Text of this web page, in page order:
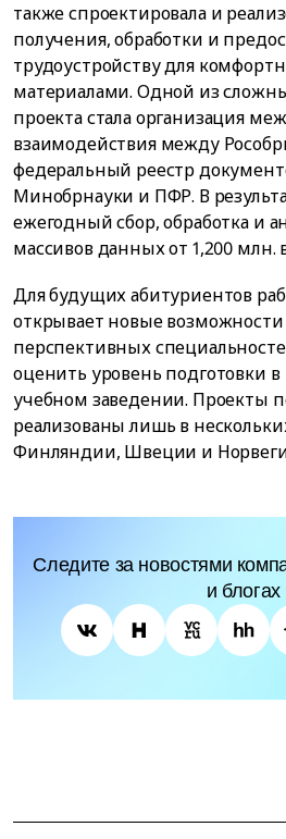
также спроектировала и
получения, обработки и
трудоустройству для
материалами. Одной из
проекта стала организация
взаимодействия между
федеральный реестр
Минобрнауки и ПФР. В
ежегодный сбор, обработка и
массивов данных от 1,200 млн.
Для будущих абитуриентов
открывает новые
перспективных
оценить уровень подготовки
учебном заведении. Проекты
реализованы лишь в
Финляндии, Швеции и
Следите за новостями
и блогах